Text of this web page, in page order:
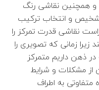
و همچنین نقاشی رنگ
و انتخاب ترکیب
نقاشی قدرت تمرکز را
زمانی که تصویری را
ذهن داریم متمرکز
از مشکلات و شرایط
به اطراف